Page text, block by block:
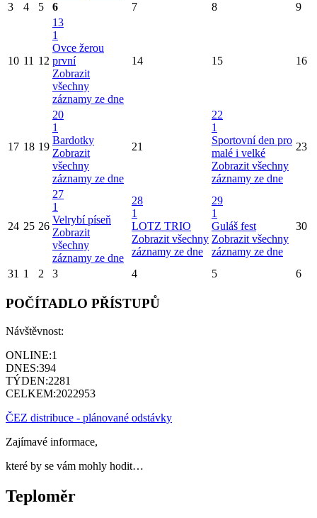
3 4 5 6 7 8 9
10 11 12
13
1
Ovce žerou
první
Zobrazit
všechny
záznamy ze dne
14 15 16
17 18 19
20
1
Bardotky
Zobrazit
všechny
záznamy ze dne
21
22
1
Sportovní den pro
malé i velké
Zobrazit všechny
záznamy ze dne
23
24 25 26
27
1
Velrybí píseň
Zobrazit
všechny
záznamy ze dne
28
1
LOTZ TRIO
Zobrazit všechny
záznamy ze dne
29
1
Guláš fest
Zobrazit všechny
záznamy ze dne
30
31 1 2 3 4 5 6
POČÍTADLO PŘÍSTUPŮ
Návštěvnost:
ONLINE:1
DNES:394
TÝDEN:2281
CELKEM:2022953
ČEZ distribuce - plánované odstávky
Zajímavé informace,
které by se vám mohly hodit…
Teploměr